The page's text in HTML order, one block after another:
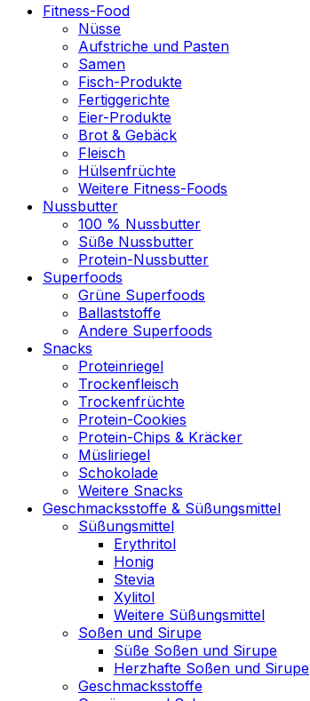
Fitness-Food
Nüsse
Aufstriche und Pasten
Samen
Fisch-Produkte
Fertiggerichte
Eier-Produkte
Brot & Gebäck
Fleisch
Hülsenfrüchte
Weitere Fitness-Foods
Nussbutter
100 % Nussbutter
Süße Nussbutter
Protein-Nussbutter
Superfoods
Grüne Superfoods
Ballaststoffe
Andere Superfoods
Snacks
Proteinriegel
Trockenfleisch
Trockenfrüchte
Protein-Cookies
Protein-Chips & Kräcker
Müsliriegel
Schokolade
Weitere Snacks
Geschmacksstoffe & Süßungsmittel
Süßungsmittel
Erythritol
Honig
Stevia
Xylitol
Weitere Süßungsmittel
Soßen und Sirupe
Süße Soßen und Sirupe
Herzhafte Soßen und Sirupe
Geschmacksstoffe